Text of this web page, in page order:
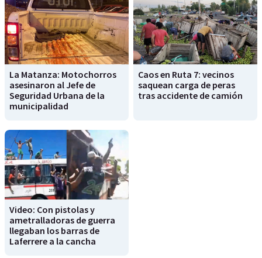
La Matanza: Motochorros
asesinaron al Jefe de
Seguridad Urbana de la
municipalidad
Caos en Ruta 7: vecinos
saquean carga de peras
tras accidente de camión
Video: Con pistolas y
ametralladoras de guerra
llegaban los barras de
Laferrere a la cancha